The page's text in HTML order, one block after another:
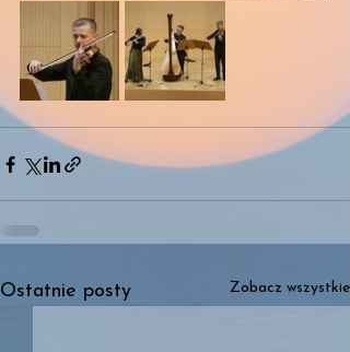
Ostatnie posty Zobacz wszystkie